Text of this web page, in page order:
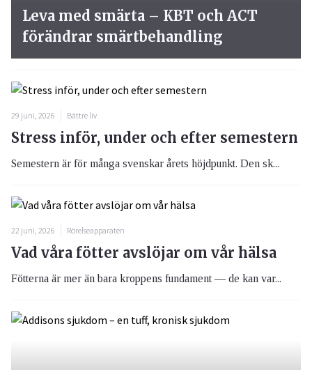
29 juni, 2026 Bättre liv
Stress inför, under och efter semestern
Semestern är för många svenskar årets höjdpunkt. Den sk...
22 juni, 2026 Rörelseapparaten
Vad våra fötter avslöjar om vår hälsa
Fötterna är mer än bara kroppens fundament — de kan var...
Leva med smärta – KBT och ACT
förändrar smärtbehandling